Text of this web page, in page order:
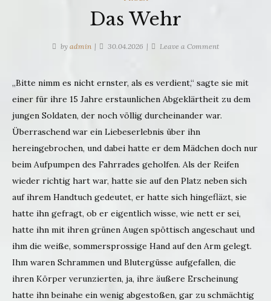
Das Wehr
by admin 30.04.2026 Leave a Commenton
„Bitte nimm es nicht ernster, als es verdient,“ sagte sie mit
einer für ihre 15 Jahre erstaunlichen Abgeklärtheit zu dem
jungen Soldaten, der noch völlig durcheinander war.
Überraschend war ein Liebeserlebnis über ihn
hereingebrochen, und dabei hatte er dem Mädchen doch nur
beim Aufpumpen des Fahrrades geholfen. Als der Reifen
wieder richtig hart war, hatte sie auf den Platz neben sich
auf ihrem Handtuch gedeutet, er hatte sich hingefläzt, sie
hatte ihn gefragt, ob er eigentlich wisse, wie nett er sei,
hatte ihn mit ihren grünen Augen spöttisch angeschaut und
ihm die weiße, sommersprossige Hand auf den Arm gelegt.
Ihm waren Schrammen und Blutergüsse aufgefallen, die
ihren Körper verunzierten, ja, ihre äußere Erscheinung
hatte ihn beinahe ein wenig abgestoßen, gar zu schmächtig